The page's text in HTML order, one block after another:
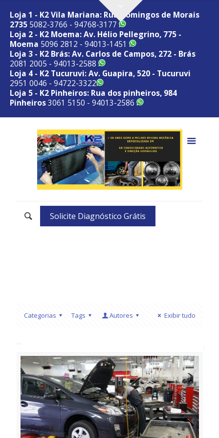
Loja 1 - K2 Vila Mariana: Rua Domingos de Morais
2735 5082-3766 - 94768-3177
Loja 2 - K2 Moema: Av. Hélio Pellegrino, 775 -
Moema 5096 2812 - 94013-1451
Loja 3 - K2 Brás: Av. Carlos de Campos, 272 - Brás
2081 2005 - 94013-2588
Loja 4 - K2 Tucuruvi: Av. Guapira, 520 - Tucuruvi
2951 0046 - 94722-3322
Loja 5 - K2 Pinheiros: Rua dos pinheiros, 984
Pinheiros3061 5150 - 94013-2586
Solicite Diagnóstico Grátis
Categorias Tags Autores Exibir tudo